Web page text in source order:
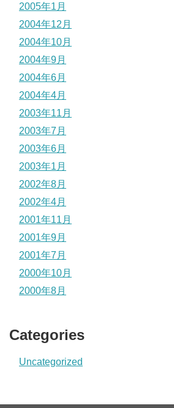
2005年1月
2004年12月
2004年10月
2004年9月
2004年6月
2004年4月
2003年11月
2003年7月
2003年6月
2003年1月
2002年8月
2002年4月
2001年11月
2001年9月
2001年7月
2000年10月
2000年8月
Categories
Uncategorized